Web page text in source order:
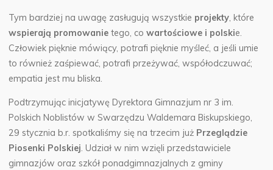
Tym bardziej na uwagę zasługują wszystkie projekty, które
wspierają promowanie tego, co wartościowe i polskie.
Człowiek pięknie mówiący, potrafi pięknie myśleć, a jeśli umie
to również zaśpiewać, potrafi przeżywać, współodczuwać;
empatia jest mu bliska.
Podtrzymując inicjatywę Dyrektora Gimnazjum nr 3 im.
Polskich Noblistów w Swarzędzu Waldemara Biskupskiego,
29 stycznia b.r. spotkaliśmy się na trzecim już Przeglądzie
Piosenki Polskiej. Udział w nim wzięli przedstawiciele
gimnazjów oraz szkół ponadgimnazjalnych z gminy